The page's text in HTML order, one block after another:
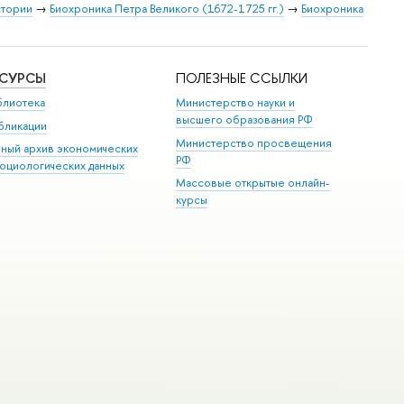
→ Биохроника Петра Великого (1672-1725 гг.) → Биохроника
архив экономических
данных
ПОЛЕЗНЫЕ ССЫЛКИ
Министерство науки и
высшего образования РФ
Министерство просвещения
РФ
Массовые открытые онлайн-
курсы